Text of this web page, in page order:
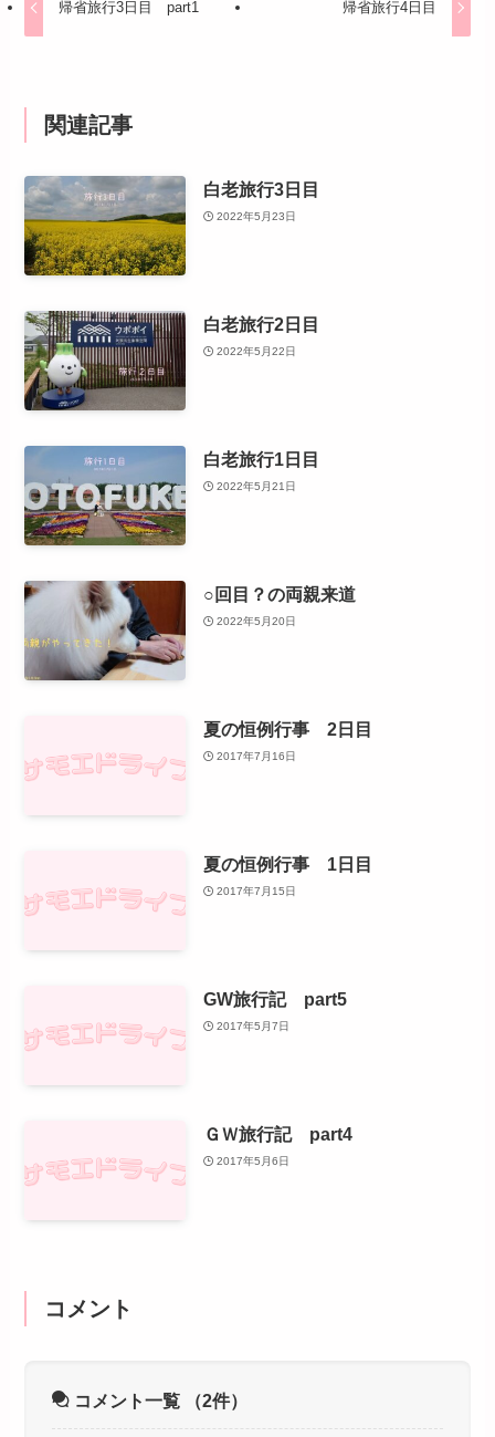
帰省旅行3日目 part1 帰省旅行4日目
関連記事
白老旅行3日目
2022年5月23日
白老旅行2日目
2022年5月22日
白老旅行1日目
2022年5月21日
○回目？の両親来道
2022年5月20日
夏の恒例行事 2日目
2017年7月16日
夏の恒例行事 1日目
2017年7月15日
GW旅行記 part5
2017年5月7日
ＧＷ旅行記 part4
2017年5月6日
コメント
コメント一覧 （2件）